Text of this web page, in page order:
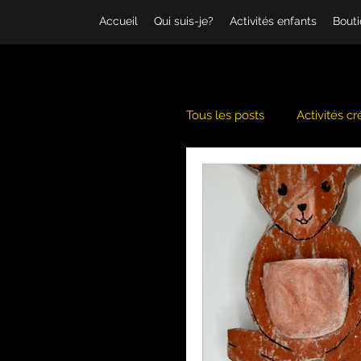
Accueil Qui suis-je? Activités enfants
Tous les posts Activités
Banquise
Jeux
Musique Noël